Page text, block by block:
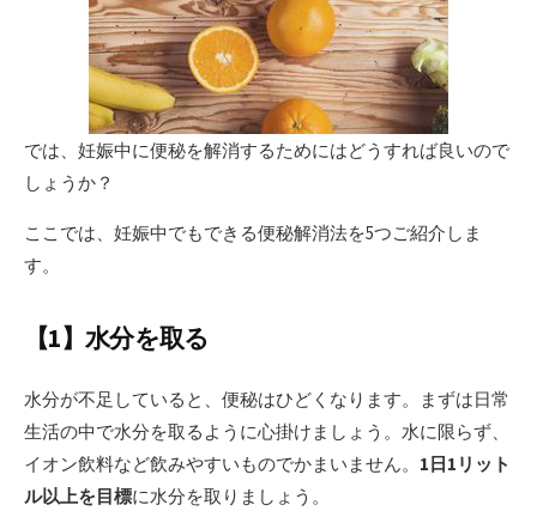
では、妊娠中に便秘を解消するためにはどうすれば良いので
しょうか？
ここでは、妊娠中でもできる便秘解消法を5つご紹介しま
す。
【1】水分を取る
水分が不足していると、便秘はひどくなります。まずは日常
生活の中で水分を取るように心掛けましょう。水に限らず、
イオン飲料など飲みやすいものでかまいません。 1日1リット
ル以上を目標に水分を取りましょう。